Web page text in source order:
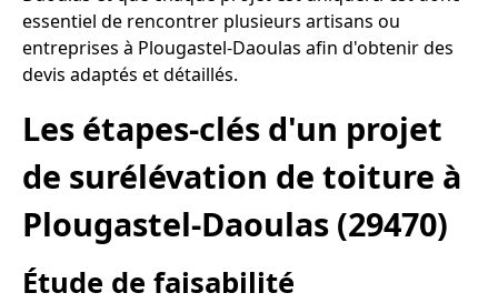
essentiel de rencontrer plusieurs artisans ou
entreprises à Plougastel-Daoulas afin d'obtenir des
devis adaptés et détaillés.
Les étapes-clés d'un projet
de surélévation de toiture à
Plougastel-Daoulas (29470)
Étude de faisabilité